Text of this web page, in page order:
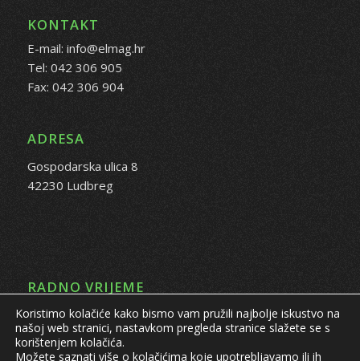
KONTAKT
E-mail: info@elmag.hr
Tel: 042 306 905
Fax: 042 306 904
ADRESA
Gospodarska ulica 8
42230 Ludbreg
RADNO VRIJEME
PON - PET: 08:00 - 16:00 sati
Koristimo kolačiće kako bismo vam pružili najbolje iskustvo na
našoj web stranici, nastavkom pregleda stranice slažete se s
korištenjem kolačića.
Možete saznati više o kolačićima koje upotrebljavamo ili ih